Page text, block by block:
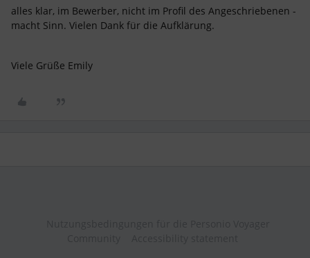
alles klar, im Bewerber, nicht im Profil des Angeschriebenen -
macht Sinn. Vielen Dank für die Aufklärung.
Viele Grüße Emily